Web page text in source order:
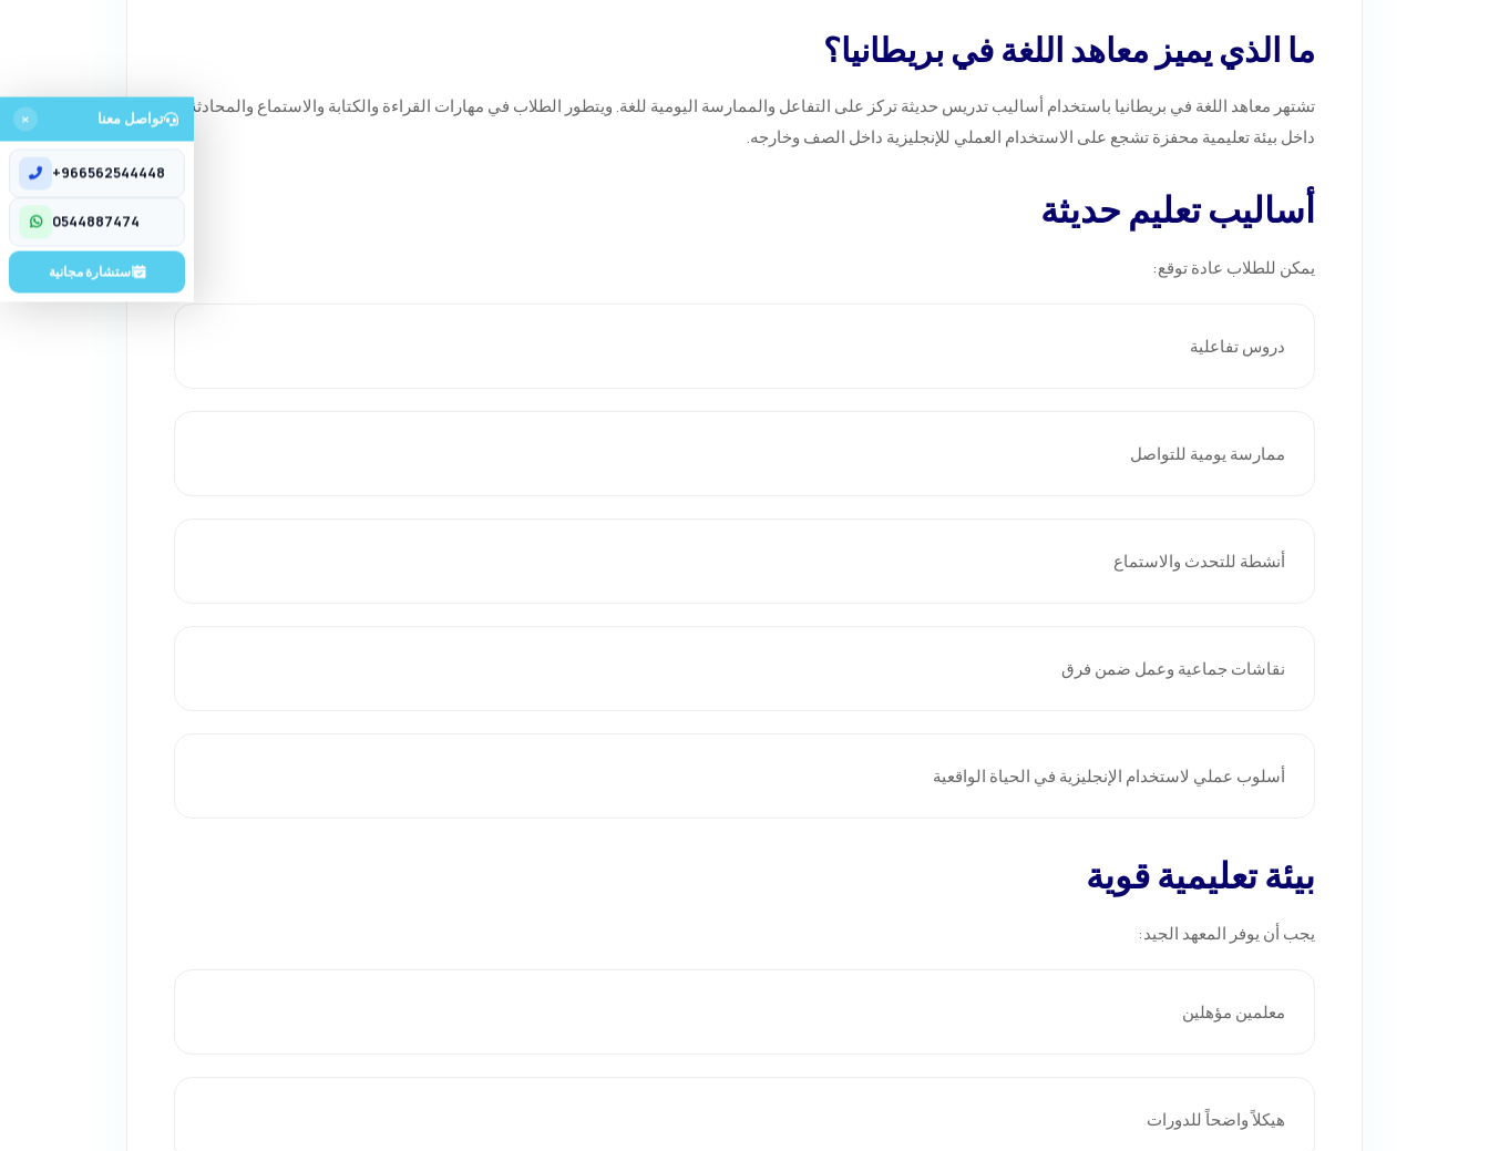
ما الذي يميز معاهد اللغة في بريطانيا؟
تشتهر معاهد اللغة في بريطانيا باستخدام أساليب تدريس حديثة تركز على التفاعل والممارسة اليومية للغة. ويتطور الطلاب في مهارات القراءة والكتابة والاستماع والمحادثة
داخل بيئة تعليمية محفزة تشجع على الاستخدام العملي للإنجليزية داخل الصف وخارجه.
أساليب تعليم حديثة
يمكن للطلاب عادة توقع:
دروس تفاعلية
ممارسة يومية للتواصل
أنشطة للتحدث والاستماع
نقاشات جماعية وعمل ضمن فرق
أسلوب عملي لاستخدام الإنجليزية في الحياة الواقعية
بيئة تعليمية قوية
يجب أن يوفر المعهد الجيد:
معلمين مؤهلين
هيكلاً واضحاً للدورات
تواصل معنا
+966562544448
0544887474
استشارة مجانية